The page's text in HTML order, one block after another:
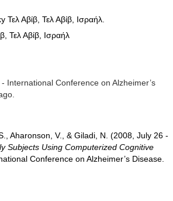
Αβίβ, Τελ Αβίβ, Ισραήλ.
Τελ Αβίβ, Ισραήλ
International Conference on Alzheimer’s
Aharonson, V., & Giladi, N. (2008, July 26 -
Subjects Using Computerized Cognitive
Conference on Alzheimer’s Disease.